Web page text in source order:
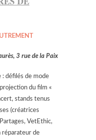
3 rue de la Paix
défilés de mode
du film «
stands tenus
(créatrices
VetEthic,
réparateur de